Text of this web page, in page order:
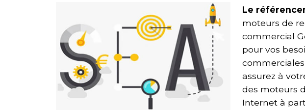
Le
moteurs de
commercial
pour vos
assurez à
des moteurs
Internet à